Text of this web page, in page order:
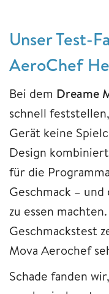
Unser Test-
AeroChef
Bei dem Dreame
schnell
Gerät keine
Design
für die
Geschmack –
zu essen
Geschmackstest
Mova Aerochef
Schade fanden